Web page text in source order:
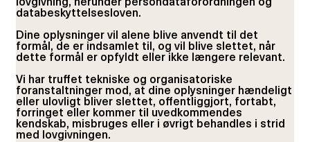
lovgivning, herunder persondataforordningen og
databeskyttelsesloven.
Dine oplysninger vil alene blive anvendt til det
formål, de er indsamlet til, og vil blive slettet, når
dette formål er opfyldt eller ikke længere relevant.
Vi har truffet tekniske og organisatoriske
foranstaltninger mod, at dine oplysninger hændeligt
eller ulovligt bliver slettet, offentliggjort, fortabt,
forringet eller kommer til uvedkommendes
kendskab, misbruges eller i øvrigt behandles i strid
med lovgivningen.